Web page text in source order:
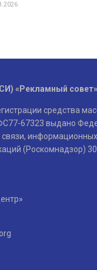
«Рекламный совет»
средства
67323 выдано
информационных
(Роскомнадзор) 30